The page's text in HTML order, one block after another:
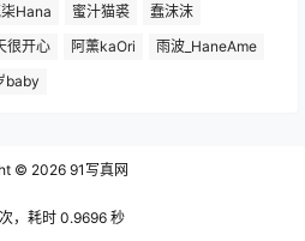
Hana 蜜汁猫裘
蠢沫沫
很开心 阿薰kaOri
雨波_HaneAme
baby
© 202691写真网
，耗时 0.9696 秒